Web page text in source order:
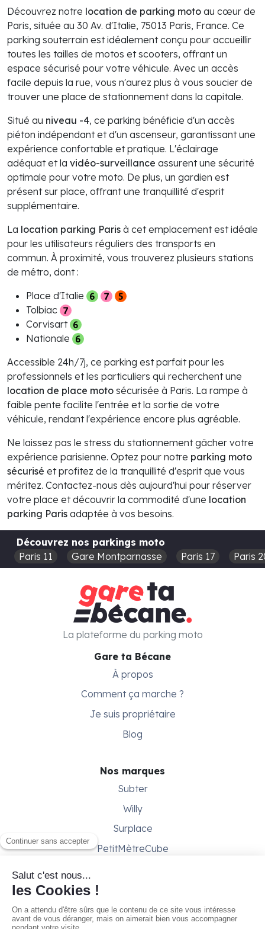
Découvrez notre location de parking moto au cœur de
Paris, située au 30 Av. d'Italie, 75013 Paris, France. Ce
parking souterrain est idéalement conçu pour accueillir
toutes les tailles de motos et scooters, offrant un
espace sécurisé pour votre véhicule. Avec un accès
facile depuis la rue, vous n'aurez plus à vous soucier de
trouver une place de stationnement dans la capitale.
Situé au niveau -4, ce parking bénéficie d'un accès
piéton indépendant et d'un ascenseur, garantissant une
expérience confortable et pratique. L'éclairage
adéquat et la vidéo-surveillance assurent une sécurité
optimale pour votre moto. De plus, un gardien est
présent sur place, offrant une tranquillité d'esprit
supplémentaire.
La location parking Paris à cet emplacement est idéale
pour les utilisateurs réguliers des transports en
commun. À proximité, vous trouverez plusieurs stations
de métro, dont :
Place d'Italie
Tolbiac
Corvisart
Nationale
Accessible 24h/7j, ce parking est parfait pour les
professionnels et les particuliers qui recherchent une
location de place moto sécurisée à Paris. La rampe à
faible pente facilite l'entrée et la sortie de votre
véhicule, rendant l'expérience encore plus agréable.
Ne laissez pas le stress du stationnement gâcher votre
expérience parisienne. Optez pour notre parking moto
sécurisé et profitez de la tranquillité d'esprit que vous
méritez. Contactez-nous dès aujourd'hui pour réserver
votre place et découvrir la commodité d'une location
parking Paris adaptée à vos besoins.
Découvrez nos parkings moto
Paris 11
Gare Montparnasse Paris 17 Paris
Gare ta Bécane
À propos
Comment ça marche ?
Je suis propriétaire
Blog
Nos marques
Subter
Willy
Surplace
PetitMètreCube
Besoin d'aide ?
Conditions générales
La plateforme du parking moto